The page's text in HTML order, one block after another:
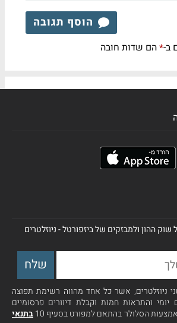
הוסף תגובה
ב-*הם שדות חובה
ההון ולמבזקים של ביזפורטל - ניוזלטרים
ניוזלטרים, אשר כל אחד מהווה רשימת תפוצה
יומי והתראות חמות וקבלת דיוורים פרסומיים
הסלולר בהתאם למפורט בסעיף 10
בתנאי